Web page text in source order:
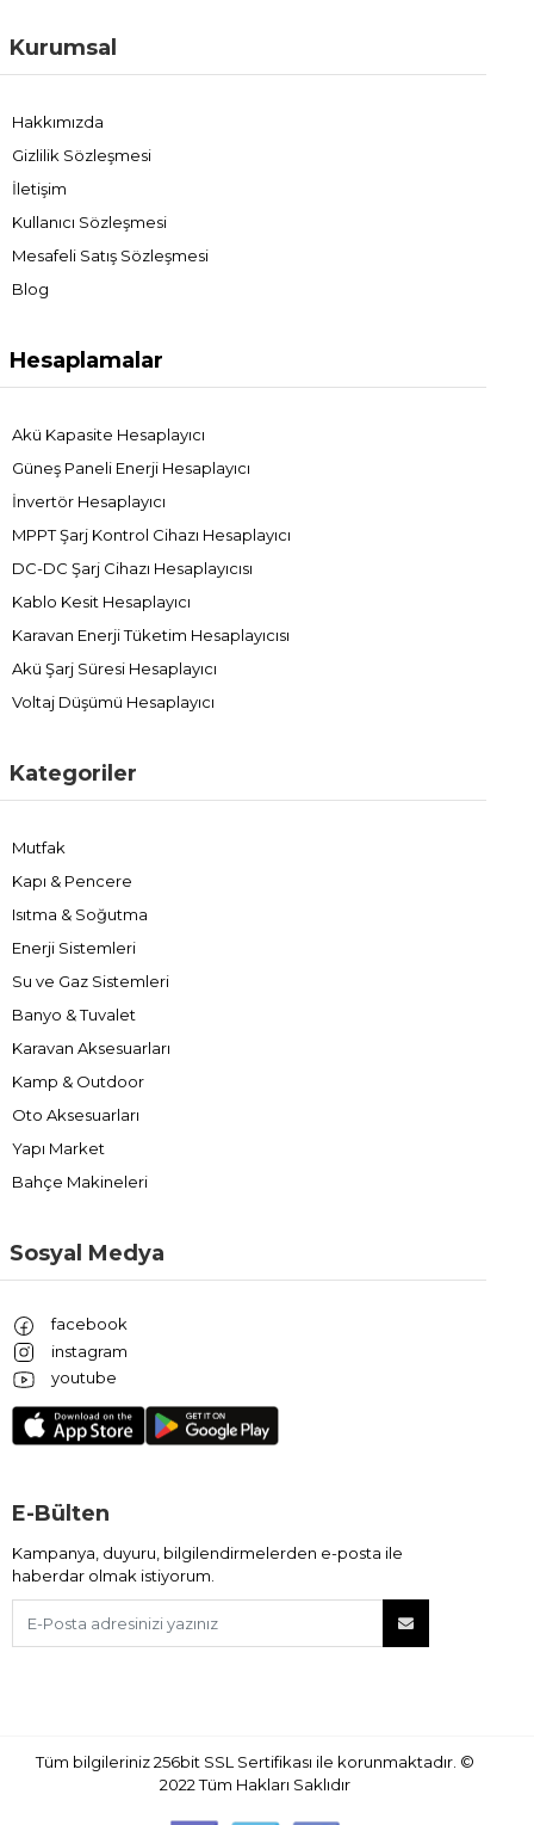
Kurumsal
Hakkımızda
Gizlilik Sözleşmesi
İletişim
Kullanıcı Sözleşmesi
Mesafeli Satış Sözleşmesi
Blog
Hesaplamalar
Akü Kapasite Hesaplayıcı
Güneş Paneli Enerji Hesaplayıcı
İnvertör Hesaplayıcı
MPPT Şarj Kontrol Cihazı Hesaplayıcı
DC-DC Şarj Cihazı Hesaplayıcısı
Kablo Kesit Hesaplayıcı
Karavan Enerji Tüketim Hesaplayıcısı
Akü Şarj Süresi Hesaplayıcı
Voltaj Düşümü Hesaplayıcı
Kategoriler
Mutfak
Kapı & Pencere
Isıtma & Soğutma
Enerji Sistemleri
Su ve Gaz Sistemleri
Banyo & Tuvalet
Karavan Aksesuarları
Kamp & Outdoor
Oto Aksesuarları
Yapı Market
Bahçe Makineleri
Sosyal Medya
facebook
instagram
youtube
E-Bülten
Kampanya, duyuru, bilgilendirmelerden e-posta ile
haberdar olmak istiyorum.
Tüm bilgileriniz 256bit SSL Sertifikası ile korunmaktadır. ©
2022Tüm Hakları Saklıdır